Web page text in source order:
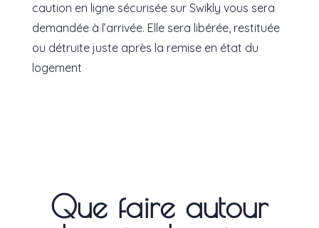
caution en ligne sécurisée sur Swikly vous sera
demandée à l’arrivée. Elle sera libérée, restituée
ou détruite juste après la remise en état du
logement
Que faire autour